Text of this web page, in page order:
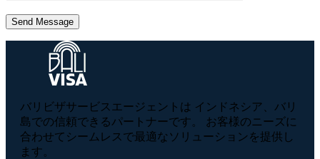
Send Message
バリビザサービスエージェントは インドネシア、バリ
島での信頼できるパートナーです。 お客様のニーズに
合わせてシームレスで最適なソリューションを提供し
ます。